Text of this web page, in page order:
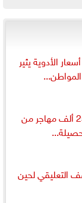
الأدوية يثير
”الداخلية” الإسبانية: إعادة 25 ألف مهاجر من
التعليقي لحين